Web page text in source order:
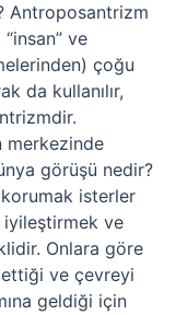
Antroposantrizm
ve
çoğu
da kullanılır,
merkezinde
görüşü nedir?
isterler
iyileştirmek ve
Onlara göre
ettiği ve çevreyi
geldiği için